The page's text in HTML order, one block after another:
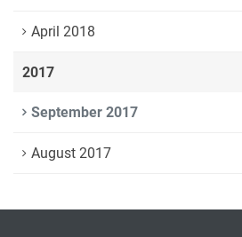
April 2018
2017
September 2017
August 2017